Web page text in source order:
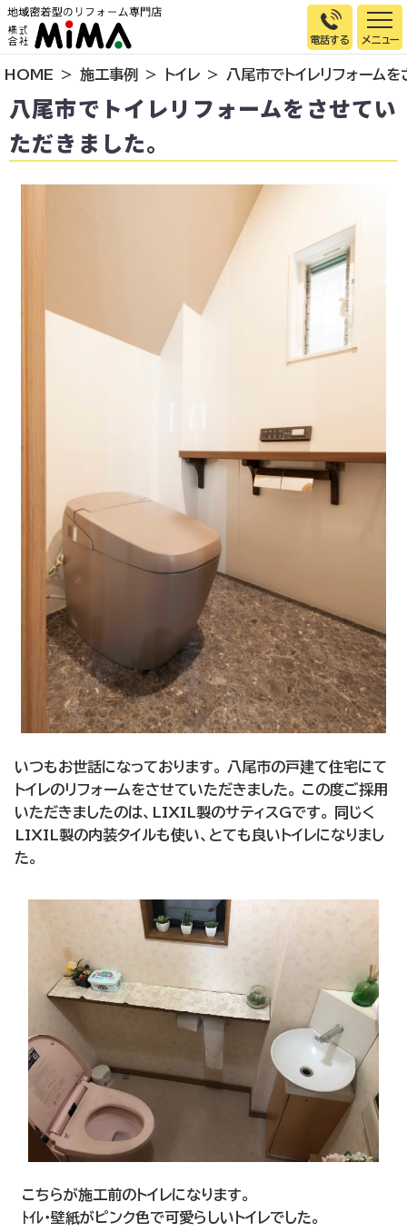
電話する
トップページ
選ばれる理由
施工事例
お客様の声
リフォームの流れ
HOME 施工事例 トイレ 八尾市でトイレリフォーム
八尾市でトイレリフォームをさせてい
ただきました。
いつもお世話になっております。 八尾市の戸建て住宅にて
トイレのリフォームをさせていただきました。 この度ご採用
いただきましたのは、LIXIL製のサティスGです。 同じく
LIXIL製の内装タイルも使い、とても良いトイレになりまし
た。
こちらが施工前のトイレになります。
ﾄｲﾚ・壁紙がピンク色で可愛らしいトイレでした。